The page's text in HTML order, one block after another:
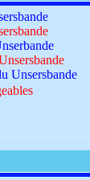
Unsersbande